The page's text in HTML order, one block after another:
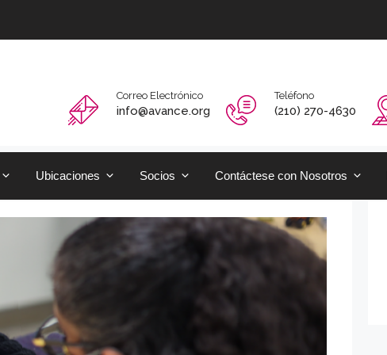
Correo Electrónico
info@avance.org
Teléfono
(210) 270-4630
Ubicaciones Socios Contáctese con Nosotros